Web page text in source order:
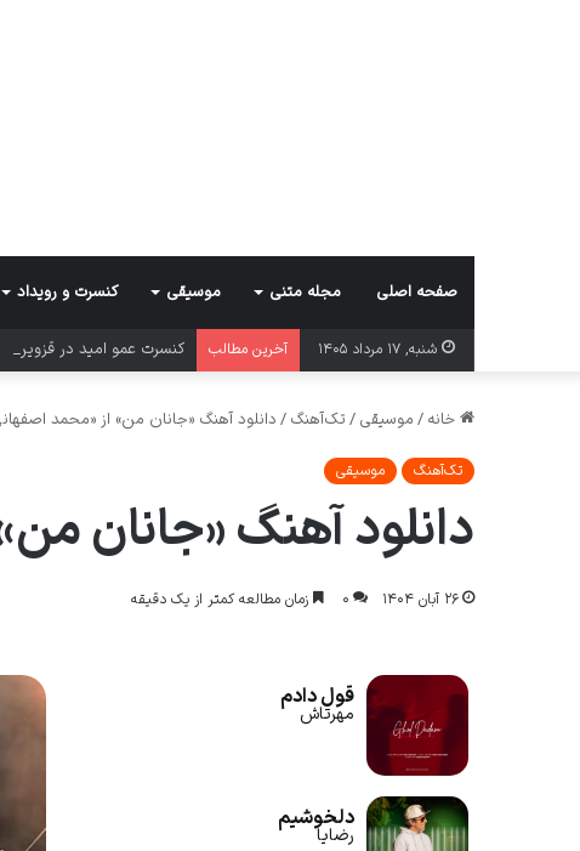
صفحه اصلی مجله متنی موسیقی کنسرت و رویداد
شنبه, ۱۷ مرداد ۱۴۰۵ آخرین مطالب کنسرت عمو امید در قزوین
خانه / موسیقی / تک‌آهنگ /دانلود آهنگ «جانان من» از «محمد اصفهانی» با کیفیت
تک‌آهنگ موسیقی
دانلود آهنگ «جانان من» از
۲۶ آبان ۱۴۰۴ ۰ زمان مطالعه کمتر از یک دقیقه
قول دادم
مهرتاش
دلخوشیم
رضایا